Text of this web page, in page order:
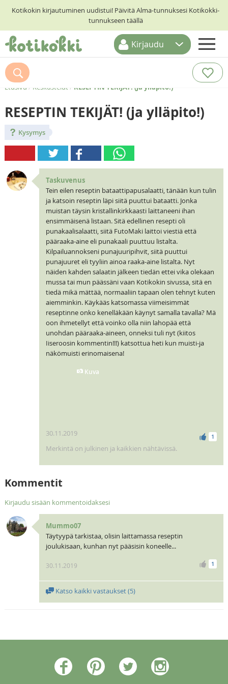
Kotikokin kirjautuminen uudistui! Päivitä Alma-tunnuksesi Kotikokki-
tunnukseen täällä
ETUSIVU
RESEPTIHAKU
KESKUSTELUT
KOTIKOKIT
Kirjaudu
Etusivu / Keskustelut/ RESEPTIN TEKIJÄT! (ja ylläpito!)
RESEPTIN TEKIJÄT! (ja ylläpito!)
Kysymys
Taskuvenus
Tein eilen reseptin bataattipapusalaatti, tänään kun tulin
ja katsoin reseptin läpi siitä puuttui bataatti. Jonka
muistan täysin kristallinkirkkaasti laittaneeni ihan
ensimmäisenä listaan. Sitä edellinen resepti oli
punakaalisalaatti, siitä FutoMaki laittoi viestiä että
pääraaka-aine eli punakaali puuttuu listalta.
Kilpailuannokseni punajuuripihvit, siitä puuttui
punajuuret eli tyyliin ainoa raaka-aine listalta. Nyt
näiden kahden salaatin jälkeen tiedän ettei vika olekaan
mussa tai mun päässäni vaan Kotikokin sivussa, sitä en
tiedä mikä mättää, normaaliin tapaan olen tehnyt kuten
aiemminkin. Käykääs katsomassa viimeisimmät
reseptinne onko kenelläkään käynyt samalla tavalla? Mä
oon ihmetellyt että voinko olla niin lahopää että
unohdan pääraaka-aineen, onneksi tuli nyt (kiitos
Iiseroosin kommentin!!!) katsottua heti kun muisti-ja
näkömuisti erinomaisena!
Kuva
1
30.11.2019
Merkintä on julkinen ja kaikkien nähtävissä.
Kommentit
Kirjaudu sisään kommentoidaksesi
Mummo07
Täytyypä tarkistaa, olisin laittamassa reseptin
joulukisaan, kunhan nyt pääsisin koneelle...
1
30.11.2019
Katso kaikki vastaukset (5)